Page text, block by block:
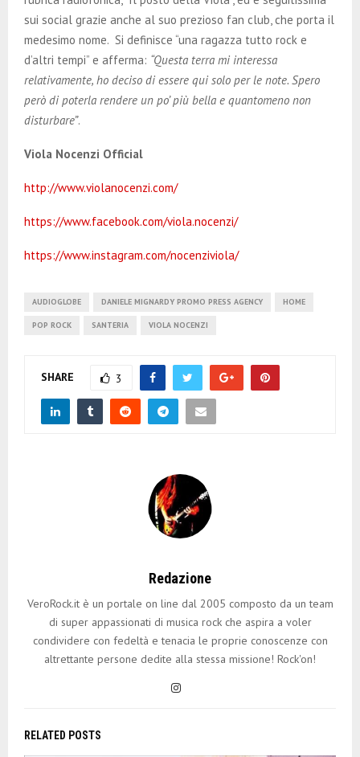
sui social grazie anche al suo prezioso fan club, che porta il
medesimo nome. Si definisce “una ragazza tutto rock e
d’altri tempi” e afferma: “Questa terra mi interessa
relativamente, ho deciso di essere qui solo per le note. Spero
però di poterla rendere un po’ più bella e quantomeno non
disturbare”.
Viola Nocenzi Official
http://www.violanocenzi.com/
https://www.facebook.com/viola.nocenzi/
https://www.instagram.com/nocenziviola/
AUDIOGLOBE DANIELE MIGNARDY PROMO PRESS AGENCY HOME
POP ROCK SANTERIA VIOLA NOCENZI
SHARE 3
Redazione
VeroRock.it è un portale on line dal 2005 composto da un team
di super appassionati di musica rock che aspira a voler
condividere con fedeltà e tenacia le proprie conoscenze con
altrettante persone dedite alla stessa missione! Rock'on!
RELATED POSTS